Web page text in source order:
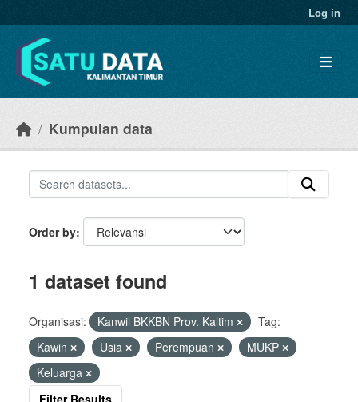
Log in
Kumpulan data
Order by
1 dataset found
Organisasi: Kanwil BKKBN Prov. Kaltim
Tag:
Kawin
Usia Perempuan
MUKP
Keluarga
Filter Results